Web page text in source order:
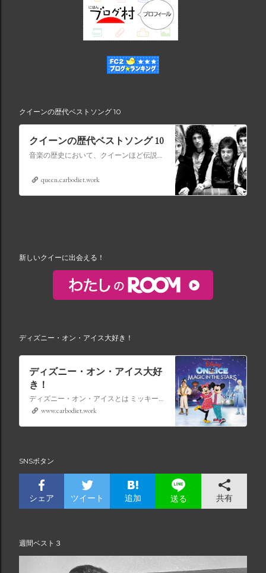
クイーンの歴代ベストソング 10
クイーンの歴代ベストソング 10
音楽の歴史において、クイーンほど伝説的な地位を獲得したバンドはごくわずかです。ロック、オペラ、ファンク、ポップスを融合させて時代を超えたアンセムを生み出す比類のない才能を持つクイーンの音楽は、世代を超えて受け継がれ、史上最も象徴的なバンドの 1 つとなっています。
queen.carbodiet.work
新しいクイーに出会える！
ディズニー・オン・アイス大好き！
ディズニー・オン・アイス大好
き！
ディズニー・オン・アイスとは ミッキーマウスやミニーマウスをはじめ、たくさんのディズニーキャラクターが登場し、世代を超えて愛され続けている、氷の上のミュージカルショーです。
www.carbodiet.work
SNSボタン
シェア ツイート 追加 送る 共有
週間ベスト３